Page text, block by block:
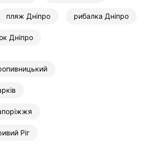
пляж Дніпро рибалка Дніпро
Дніпро
Ріг